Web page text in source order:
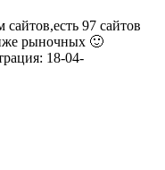
97 сайтов
рыночных 🙂
18-04-